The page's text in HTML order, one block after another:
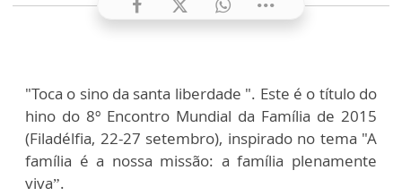
"Toca o sino da santa liberdade ". Este é o título do
hino do 8º Encontro Mundial da Família de 2015
(Filadélfia, 22-27 setembro), inspirado no tema "A
família é a nossa missão: a família plenamente
viva”.